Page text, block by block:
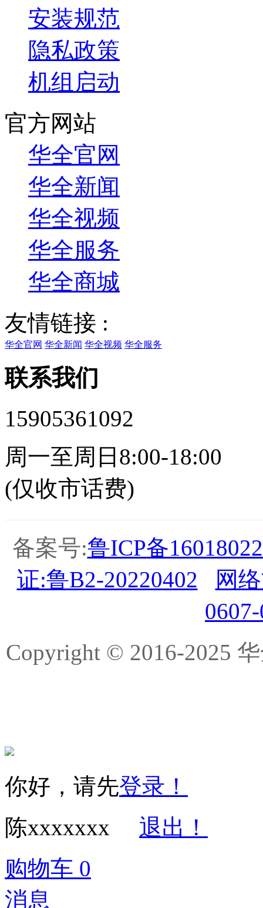
安装规范
隐私政策
机组启动
官方网站
华全官网
华全新闻
华全视频
华全服务
华全商城
友情链接 :
华全官网 华全新闻 华全视频 华全服务
联系我们
15905361092
周一至周日8:00-18:00
(仅收市话费)
备案号:鲁ICP备
证:鲁B2-20220402
网
Copyright © 2016-2025
你好，请先登录！
陈xxxxxxx
退出！
购物车 0
消息